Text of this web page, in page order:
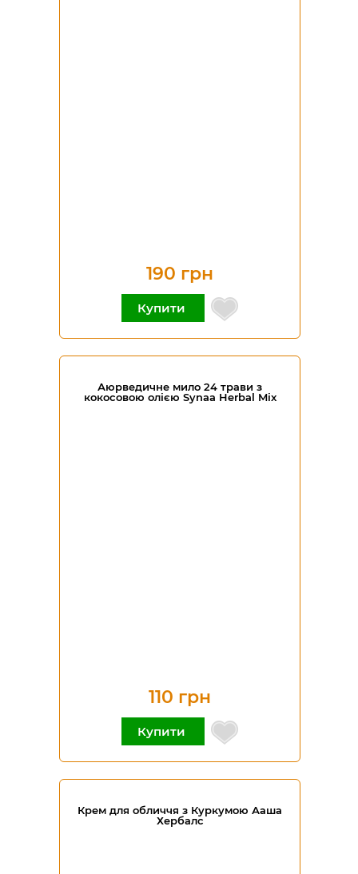
190 грн
Купити
Аюрведичне мило 24 трави з
кокосовою олією Synaa Herbal Mix
110 грн
Купити
Крем для обличчя з Куркумою Ааша
Хербалс